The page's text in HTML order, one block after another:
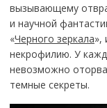
вызывающему
и научной
«Черного зеркала»,
некрофилию. У
невозможно
темные секреты.